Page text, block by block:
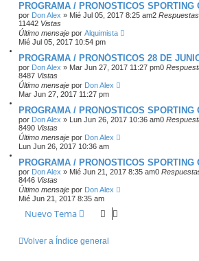
PROGRAMA / PRONOSTICOS
por Don Alex » Mié Jul 05, 2017 8:25 am2 Respuestas
11442 Vistas
Último mensaje por Alquimista
Mié Jul 05, 2017 10:54 pm
PROGRAMA / PRONÓSTICOS 28 DE
por Don Alex » Mar Jun 27, 2017 11:27 pm0
8487 Vistas
Último mensaje por Don Alex
Mar Jun 27, 2017 11:27 pm
PROGRAMA / PRONOSTICOS SPORTING
por Don Alex » Lun Jun 26, 2017 10:36 am0
8490 Vistas
Último mensaje por Don Alex
Lun Jun 26, 2017 10:36 am
PROGRAMA / PRONOSTICOS SPORTING
por Don Alex » Mié Jun 21, 2017 8:35 am0
8446 Vistas
Último mensaje por Don Alex
Mié Jun 21, 2017 8:35 am
Nuevo Tema
Volver a Índice general